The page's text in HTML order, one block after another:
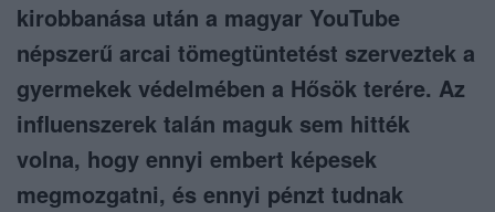
kirobbanása után a magyar YouTube
népszerű arcai tömegtüntetést szerveztek a
gyermekek védelmében a Hősök terére. Az
influenszerek talán maguk sem hitték
volna, hogy ennyi embert képesek
megmozgatni, és ennyi pénzt tudnak